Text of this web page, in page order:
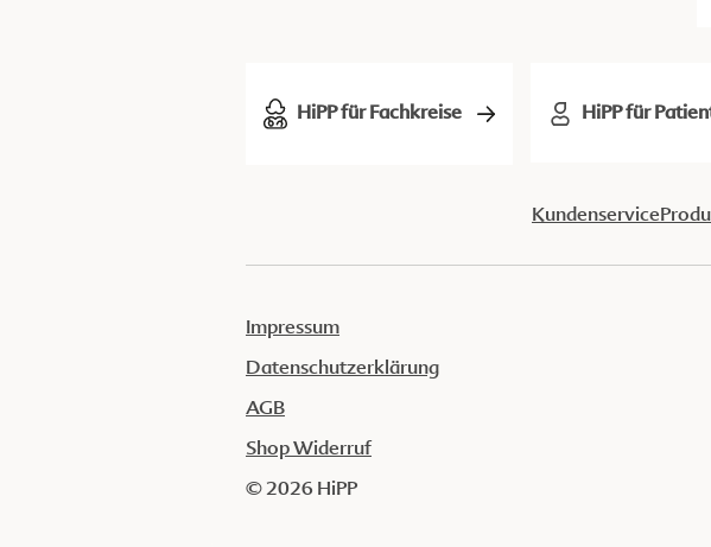
HiPP für Fachkreise HiPP für
Kundenservice
Impressum
Datenschutzerklärung
AGB
Shop Widerruf
© 2026 HiPP